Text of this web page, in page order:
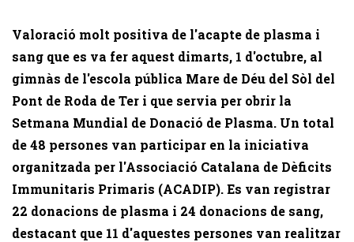
Valoració molt positiva de l'acapte de plasma i
sang que es va fer aquest dimarts, 1 d'octubre, al
gimnàs de l'escola pública Mare de Déu del Sòl del
Pont de Roda de Ter i que servia per obrir la
Setmana Mundial de Donació de Plasma. Un total
de 48 persones van participar en la iniciativa
organitzada per l'Associació Catalana de Dèficits
Immunitaris Primaris (ACADIP). Es van registrar
22 donacions de plasma i 24 donacions de sang,
destacant que 11 d'aquestes persones van realitzar